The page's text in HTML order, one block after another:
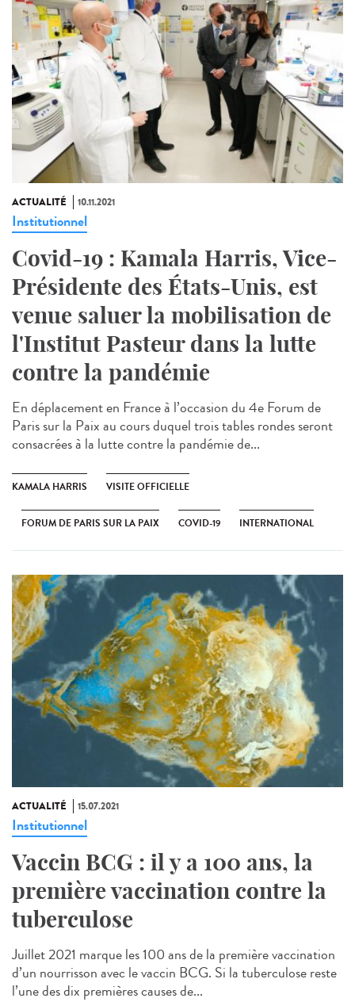
ACTUALITÉ 10.11.2021
Institutionnel
Covid-19 : Kamala Harris, Vice-
Présidente des États-Unis, est
venue saluer la mobilisation de
l'Institut Pasteur dans la lutte
contre la pandémie
En déplacement en France à l’occasion du 4e Forum de
Paris sur la Paix au cours duquel trois tables rondes seront
consacrées à la lutte contre la pandémie de...
KAMALA HARRIS VISITE OFFICIELLE
FORUM DE PARIS SUR LA PAIX COVID-19 INTERNATIONAL
ACTUALITÉ 15.07.2021
Institutionnel
Vaccin BCG : il y a 100 ans, la
première vaccination contre la
tuberculose
Juillet 2021 marque les 100 ans de la première vaccination
d’un nourrisson avec le vaccin BCG. Si la tuberculose reste
l’une des dix premières causes de...